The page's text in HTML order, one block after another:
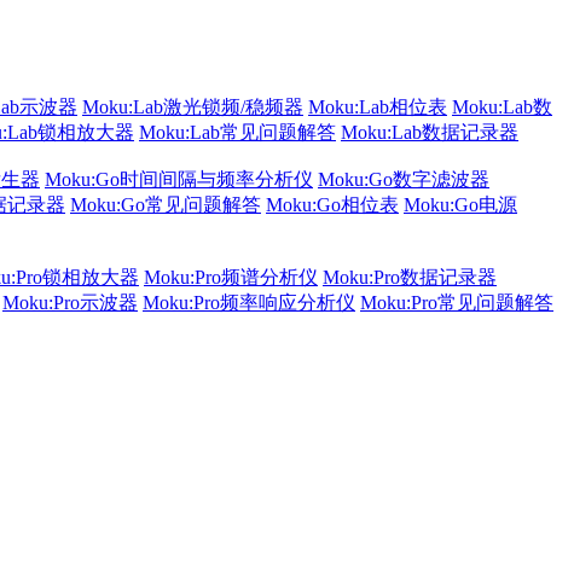
示波器 Moku:Lab激光锁频/稳频器 Moku:Lab相位表 Moku:Lab数
锁相放大器 Moku:Lab常见问题解答 Moku:Lab数据记录器
器 Moku:Go时间间隔与频率分析仪 Moku:Go数字滤波器
记录器 Moku:Go常见问题解答 Moku:Go相位表 Moku:Go电源
锁相放大器 Moku:Pro频谱分析仪 Moku:Pro数据记录器
Moku:Pro示波器 Moku:Pro频率响应分析仪 Moku:Pro常见问题解答